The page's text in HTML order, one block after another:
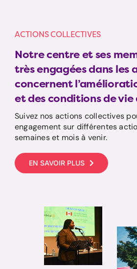
ACTIONS COLLECTIVES
Notre centre et ses
très engagées dans les
concernent
et des conditions de vie
Suivez nos actions collectives
engagement sur différentes
semaines et mois à venir.
EN SAVOIR PLUS